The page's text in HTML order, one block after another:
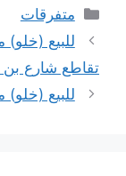
التصنيفات
متفرقات
للبيع
تقاطع شارع
للبيع (خلو)